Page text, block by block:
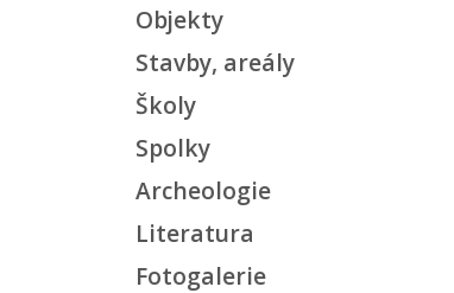
Objekty
Stavby, areály
Školy
Spolky
Archeologie
Literatura
Fotogalerie